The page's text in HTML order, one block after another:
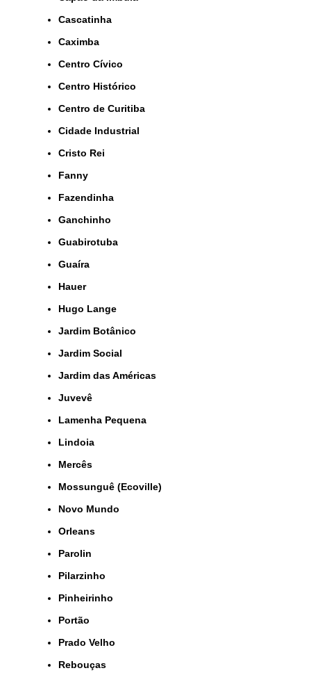
Cascatinha
Caximba
Centro Cívico
Centro Histórico
Centro de Curitiba
Cidade Industrial
Cristo Rei
Fanny
Fazendinha
Ganchinho
Guabirotuba
Guaíra
Hauer
Hugo Lange
Jardim Botânico
Jardim Social
Jardim das Américas
Juvevê
Lamenha Pequena
Lindoia
Mercês
Mossunguê (Ecoville)
Novo Mundo
Orleans
Parolin
Pilarzinho
Pinheirinho
Portão
Prado Velho
Rebouças